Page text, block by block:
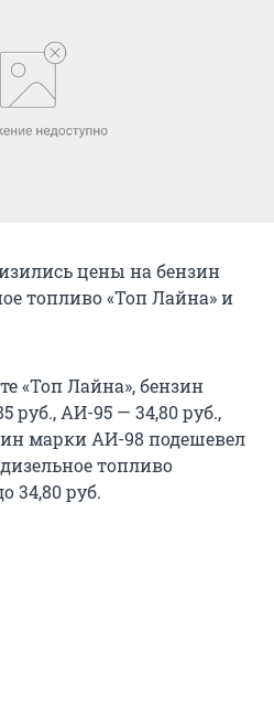
цены на бензин
топливо «Топ Лайна» и
«Топ Лайна», бензин
руб., АИ-95 — 34,80 руб.,
марки АИ-98 подешевел
топливо
34,80 руб.